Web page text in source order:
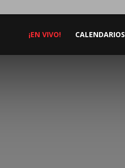
¡EN VIVO! CALENDARIOS